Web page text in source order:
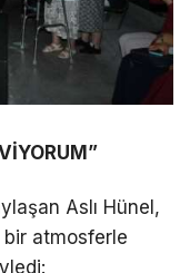
Aslı Hünel,
bir atmosferle